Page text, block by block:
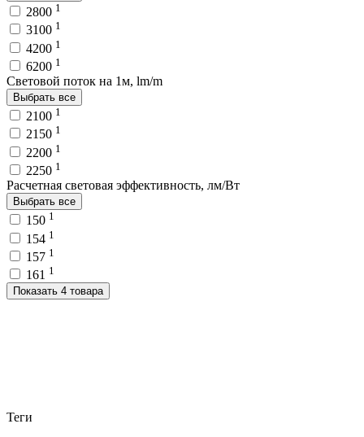
2800 1
3100 1
4200 1
6200 1
Световой поток на 1м, lm/m
Выбрать все
2100 1
2150 1
2200 1
2250 1
Расчетная световая эффективность, лм/Вт
Выбрать все
150 1
154 1
157 1
161 1
Показать 4 товара
Теги